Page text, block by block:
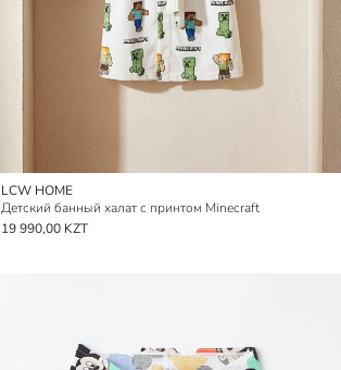
LCW HOME
Детский банный халат с принтом Minecraft
19 990,00 KZT